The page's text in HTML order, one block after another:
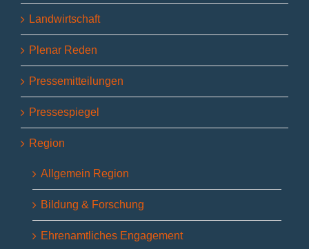
Landwirtschaft
Plenar Reden
Pressemitteilungen
Pressespiegel
Region
Allgemein Region
Bildung & Forschung
Ehrenamtliches Engagement